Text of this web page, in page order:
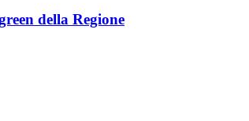
della Regione